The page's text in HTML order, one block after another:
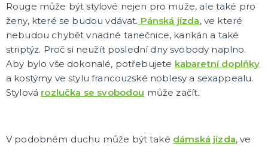
Rouge může být stylové nejen pro muže, ale také pro
ženy, které se budou vdávat. Pánská jízda, ve které
nebudou chybět vnadné tanečnice, kankán a také
striptýz. Proč si neužít poslední dny svobody naplno.
Aby bylo vše dokonalé, potřebujete kabaretní doplňky
a kostýmy ve stylu francouzské noblesy a sexappealu.
Stylová rozlučka se svobodou může začít.
V podobném duchu může být také dámská jízda, ve